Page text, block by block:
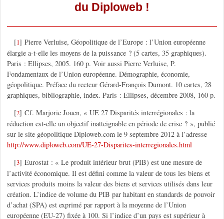
du Diploweb !
[1]Pierre Verluise, Géopolitique de l’Europe : l’Union européenne
élargie a-t-elle les moyens de la puissance ? (5 cartes, 35 graphiques).
Paris : Ellipses, 2005. 160 p. Voir aussi Pierre Verluise, P.
Fondamentaux de l’Union européenne. Démographie, économie,
géopolitique. Préface du recteur Gérard-François Dumont. 10 cartes, 28
graphiques, bibliographie, index. Paris : Ellipses, décembre 2008, 160 p.
[2]Cf. Marjorie Jouen, « UE 27 Disparités interrégionales : la
réduction est-elle un objectif inatteignable en période de crise ? », publié
sur le site géopolitique Diploweb.com le 9 septembre 2012 à l’adresse
http://www.diploweb.com/UE-27-Disparites-interregionales.html
[3]Eurostat : « Le produit intérieur brut (PIB) est une mesure de
l’activité économique. Il est défini comme la valeur de tous les biens et
services produits moins la valeur des biens et services utilisés dans leur
création. L’indice de volume du PIB par habitant en standards de pouvoir
d’achat (SPA) est exprimé par rapport à la moyenne de l’Union
européenne (EU-27) fixée à 100. Si l’indice d’un pays est supérieur à